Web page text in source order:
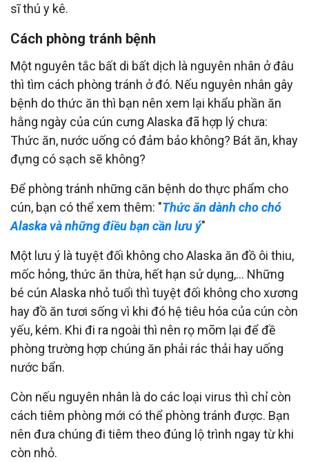
sĩ thú y kê.
Cách phòng tránh bệnh
Một nguyên tắc bất di bất dịch là nguyên nhân ở đâu
thì tìm cách phòng tránh ở đó. Nếu nguyên nhân gây
bệnh do thức ăn thì bạn nên xem lại khẩu phần ăn
hằng ngày của cún cưng Alaska đã hợp lý chưa:
Thức ăn, nước uống có đảm bảo không? Bát ăn, khay
đựng có sạch sẽ không?
Để phòng tránh những căn bệnh do thực phẩm cho
cún, bạn có thể xem thêm: "Thức ăn dành cho chó
Alaska và những điều bạn cần lưu ý"
Một lưu ý là tuyệt đối không cho Alaska ăn đồ ôi thiu,
mốc hỏng, thức ăn thừa, hết hạn sử dụng,… Những
bé cún Alaska nhỏ tuổi thì tuyệt đối không cho xương
hay đồ ăn tươi sống vì khi đó hệ tiêu hóa của cún còn
yếu, kém. Khi đi ra ngoài thì nên rọ mõm lại để đề
phòng trường hợp chúng ăn phải rác thải hay uống
nước bẩn.
Còn nếu nguyên nhân là do các loại virus thì chỉ còn
cách tiêm phòng mới có thể phòng tránh được. Bạn
nên đưa chúng đi tiêm theo đúng lộ trình ngay từ khi
còn nhỏ.